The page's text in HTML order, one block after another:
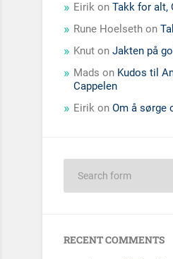
Eirik onTakk for alt,
Rune Hoelseth on
Knut onJakten på
Mads on Kudos til
Cappelen
Eirik onOm å sørge
RECENT COMMENTS